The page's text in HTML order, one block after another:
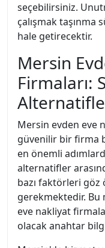
seçebilirsiniz.
çalışmak taşınma
hale getirecektir.
Mersin
Firmaları:
Mersin evden eve
güvenilir bir firma
en önemli
alternatifler
bazı faktörleri göz
gerekmektedir. Bu
eve nakliyat
olacak anahtar